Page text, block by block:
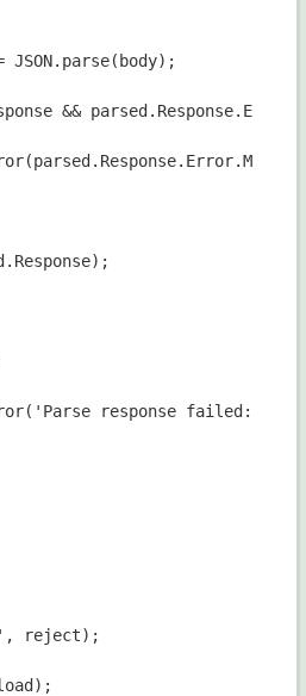
JSON.parse(body);
&&
response failed: ' +
reject);